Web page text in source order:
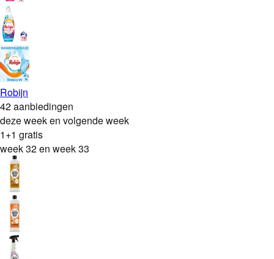
Robijn
42 aanbiedingen
deze week en volgende week
1+1 gratis
week 32 en week 33